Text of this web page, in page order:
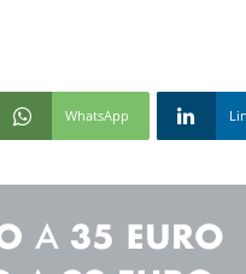
WhatsApp